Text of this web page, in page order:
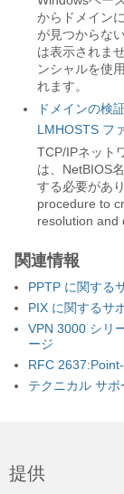
からドメイン
が見つからな
は表示されま
ンシャルを使
れます。
ドメインの検
LMHOSTS フ
TCP/IPネット
は、NetBIOS
する必要があ
procedure to
resolution and
関連情報
PPTP に関する
PIX に関するサ
VPN 3000 シリ
ージ
RFC
テクニカル サ
提供